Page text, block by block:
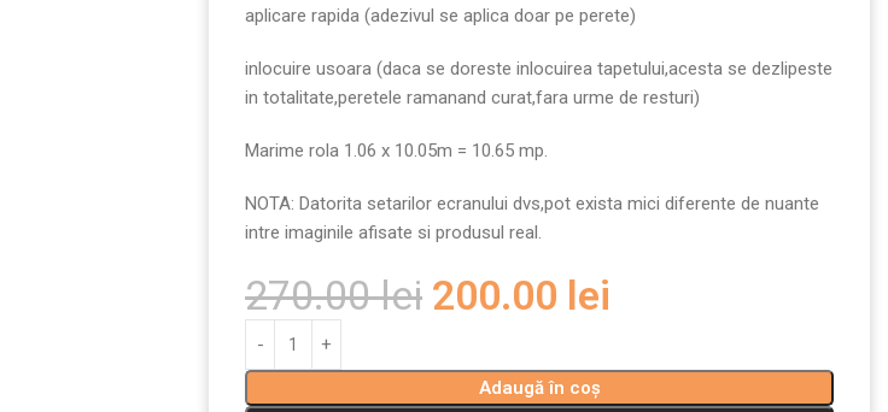
aplicare rapida (adezivul se aplica doar pe perete)
inlocuire usoara (daca se doreste inlocuirea tapetului,acesta se dezlipeste
in totalitate,peretele ramanand curat,fara urme de resturi)
Marime rola 1.06 x 10.05m = 10.65 mp.
NOTA: Datorita setarilor ecranului dvs,pot exista mici diferente de nuante
intre imaginile afisate si produsul real.
270.00lei 200.00 lei
Adaugă în coș